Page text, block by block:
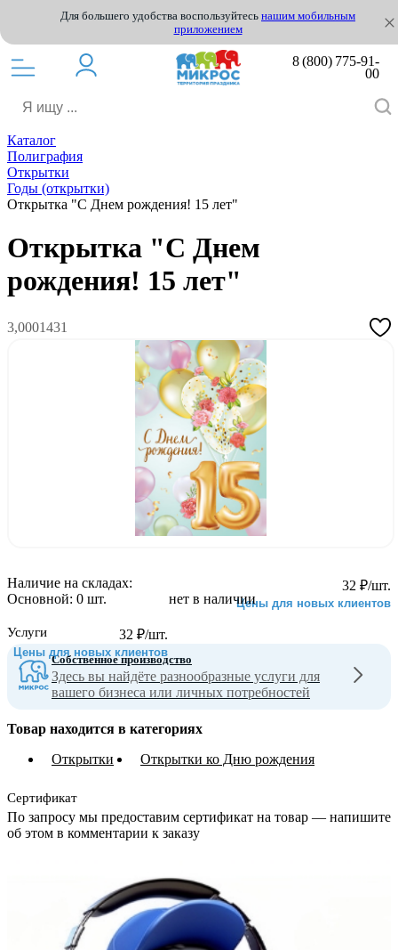
Для большего удобства воспользуйтесь нашим мобильным
приложением
8 (800) 775-91-
00
Каталог
Полиграфия
Открытки
Годы (открытки)
Открытка "С Днем рождения! 15 лет"
Открытка "С Днем
рождения! 15 лет"
3,0001431
32 ₽/шт.
Цены для новых клиентов
нет в наличии
32 ₽/шт.
Цены для новых клиентов
Наличие на складах:
Основной: 0 шт.
Услуги
Собственное производство
Здесь вы найдёте разнообразные услуги для
вашего бизнеса или личных потребностей
Товар находится в категориях
Открытки
Открытки ко Дню рождения
Сертификат
По запросу мы предоставим сертификат на товар — напишите
об этом в комментарии к заказу